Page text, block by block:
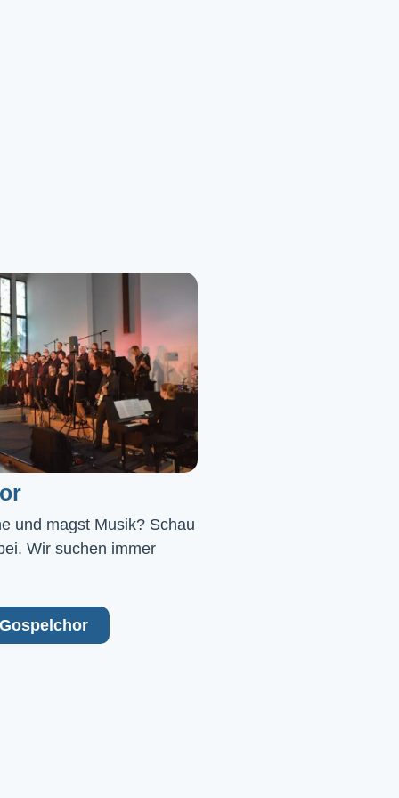
und magst Musik? Schau
Wir suchen immer